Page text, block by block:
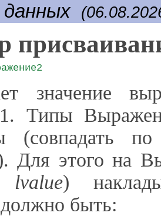
значение
Типы
(совпадать
Для этого на
lvalue)
быть: